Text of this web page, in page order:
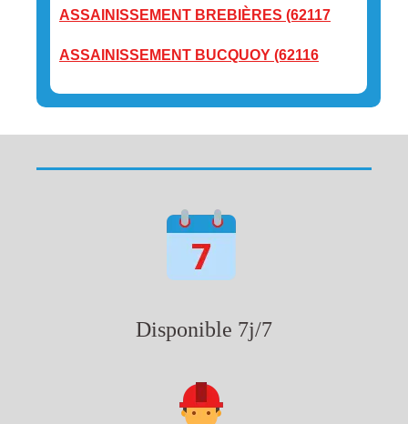
ASSAINISSEMENT BREBIÈRES (62117
ASSAINISSEMENT BUCQUOY (62116
Disponible 7j/7